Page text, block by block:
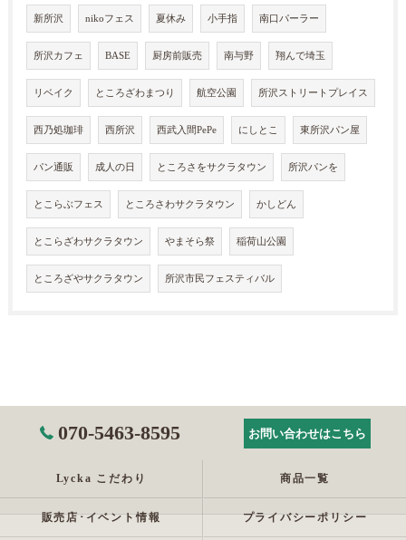
新所沢 nikoフェス 夏休み 小手指 南口パーラー
所沢カフェ BASE 厨房前販売 南与野 翔んで埼玉
リベイク ところざわまつり 航空公園 所沢ストリートプレイス
西乃処珈琲 西所沢 西武入間PePe にしとこ 東所沢パン屋
パン通販 成人の日 ところさをサクラタウン 所沢パンを
とこらぶフェス ところさわサクラタウン かしどん
とこらざわサクラタウン やまそら祭 稲荷山公園
ところざやサクラタウン 所沢市民フェスティバル
070-5463-8595 お問い合わせはこちら
Lycka こだわり 商品一覧
販売店･イベント情報 プライバシーポリシー